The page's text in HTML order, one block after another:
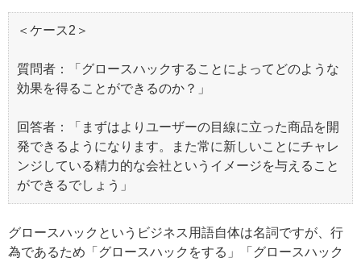
＜ケース2＞
質問者：「グロースハックすることによってどのような
効果を得ることができるのか？」
回答者：「まずはよりユーザーの目線に立った商品を開
発できるようになります。また常に新しいことにチャレ
ンジしている精力的な会社というイメージを与えること
ができるでしょう」
グロースハックというビジネス用語自体は名詞ですが、行
為であるため「グロースハックをする」「グロースハック